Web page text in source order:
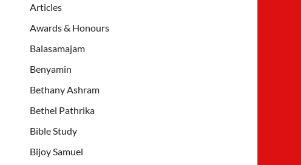
Articles
Awards & Honours
Balasamajam
Benyamin
Bethany Ashram
Bethel Pathrika
Bible Study
Bijoy Samuel